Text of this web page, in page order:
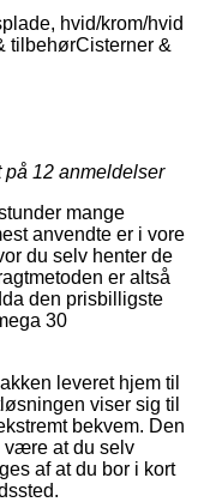
hvid/krom/hvid
tilbehørCisterner &
på 12 anmeldelser
mange
anvendte er i vore
du selv henter de
er altså
den prisbilligste
30
leveret hjem til
viser sig til
bekvem. Den
være at du selv
af at du bor i kort